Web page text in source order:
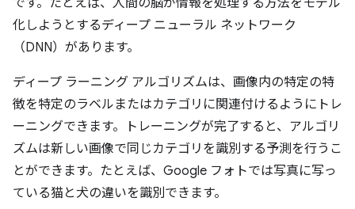
です。たとえば、人間の脳が情報を処理する方法をモデル
化しようとするディープ ニューラル ネットワーク
（DNN）があります。
ディープ ラーニング アルゴリズムは、画像内の特定の特
徴を特定のラベルまたはカテゴリに関連付けるようにトレ
ーニングできます。トレーニングが完了すると、アルゴリ
ズムは新しい画像で同じカテゴリを識別する予測を行うこ
とができます。たとえば、Google フォトでは写真に写っ
ている猫と犬の違いを識別できます。